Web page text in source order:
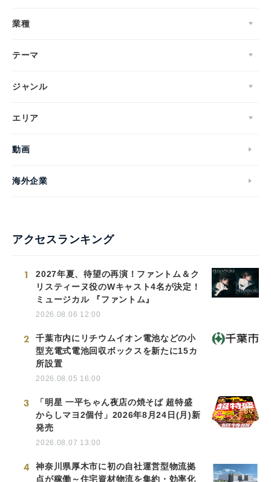
業種
テーマ
ジャンル
エリア
動画
海外企業
アクセスランキング
1
2027年夏、待望の再演！ファントム＆ク
リスティーヌ役のWキャスト4名が決定！
ミュージカル 『ファントム』
2026.08.06 12:00
2
千葉市内にリチウムイオン電池などの小
型充電式電池回収ボックスを新たに15カ
所設置
2026.08.05 16:00
3
「明星 一平ちゃん夜店の焼そば 超特盛
からしマヨ2個付」2026年8月24日(月)新
発売
2026.08.07 13:00
4
神奈川県厚木市に初の自社運営型物流拠
点が稼働～住宅資材物流を集約・効率化